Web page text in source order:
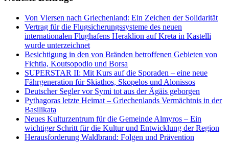
Von Viersen nach Griechenland: Ein Zeichen der Solidarität
Vertrag für die Flugsicherungssysteme des neuen
internationalen Flughafens Heraklion auf Kreta in Kastelli
wurde unterzeichnet
Besichtigung in den von Bränden betroffenen Gebieten von
Fichtia, Koutsopodio und Borsa
SUPERSTAR II: Mit Kurs auf die Sporaden – eine neue
Fährgeneration für Skiathos, Skopelos und Alonissos
Deutscher Segler vor Symi tot aus der Ägäis geborgen
Pythagoras letzte Heimat – Griechenlands Vermächtnis in der
Basilikata
Neues Kulturzentrum für die Gemeinde Almyros – Ein
wichtiger Schritt für die Kultur und Entwicklung der Region
Herausforderung Waldbrand: Folgen und Prävention